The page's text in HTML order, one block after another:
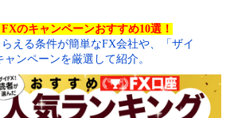
のキャンペーンおすすめ10選！
える条件が簡単なFX会社や、「ザイ
ンペーンを厳選して紹介。